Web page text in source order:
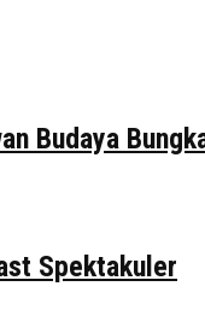
Budaya
Spektakuler